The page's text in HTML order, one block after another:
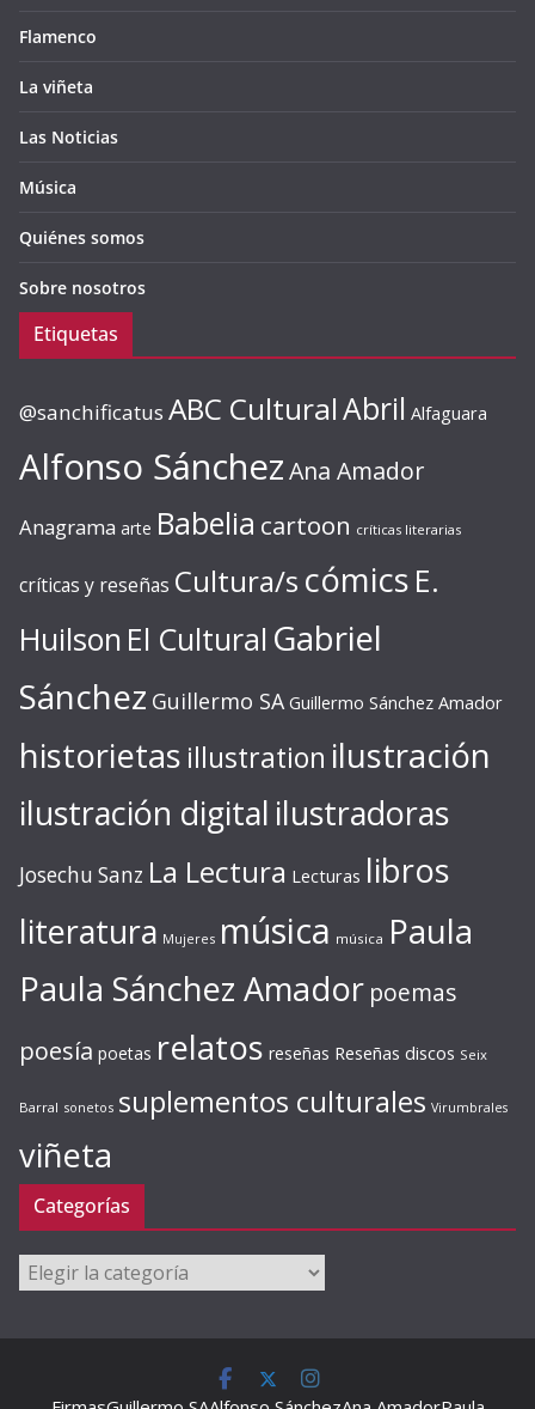
Flamenco
La viñeta
Las Noticias
Música
Quiénes somos
Sobre nosotros
Etiquetas
@sanchificatus ABC CulturalAbril Alfaguara
Alfonso SánchezAna Amador
Anagrama arte Babelia cartoon críticas literarias
críticas y reseñas Cultura/s cómics E.
Huilson El Cultural Gabriel
Sánchez Guillermo SA Guillermo Sánchez Amador
historietas illustration ilustración
ilustración digital ilustradoras
Josechu Sanz La Lectura Lecturas libros
literatura Mujeres música música Paula
Paula Sánchez Amador poemas
poesía poetas relatos reseñas Reseñas discos Seix
Barral sonetos suplementos culturales Virumbrales
viñeta
Categorías
Categorías